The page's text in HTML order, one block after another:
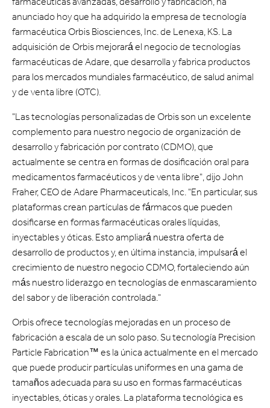
anunciado hoy que ha adquirido la empresa de tecnología
farmacéutica Orbis Biosciences, Inc. de Lenexa, KS. La
adquisición de Orbis mejorará el negocio de tecnologías
farmacéuticas de Adare, que desarrolla y fabrica productos
para los mercados mundiales farmacéutico, de salud animal
y de venta libre (OTC).
"Las tecnologías personalizadas de Orbis son un excelente
complemento para nuestro negocio de organización de
desarrollo y fabricación por contrato (CDMO), que
actualmente se centra en formas de dosificación oral para
medicamentos farmacéuticos y de venta libre", dijo John
Fraher, CEO de Adare Pharmaceuticals, Inc. "En particular, sus
plataformas crean partículas de fármacos que pueden
dosificarse en formas farmacéuticas orales líquidas,
inyectables y óticas. Esto ampliará nuestra oferta de
desarrollo de productos y, en última instancia, impulsará el
crecimiento de nuestro negocio CDMO, fortaleciendo aún
más nuestro liderazgo en tecnologías de enmascaramiento
del sabor y de liberación controlada."
Orbis ofrece tecnologías mejoradas en un proceso de
fabricación a escala de un solo paso. Su tecnología Precision
Particle Fabrication™ es la única actualmente en el mercado
que puede producir partículas uniformes en una gama de
tamaños adecuada para su uso en formas farmacéuticas
inyectables, óticas y orales. La plataforma tecnológica es